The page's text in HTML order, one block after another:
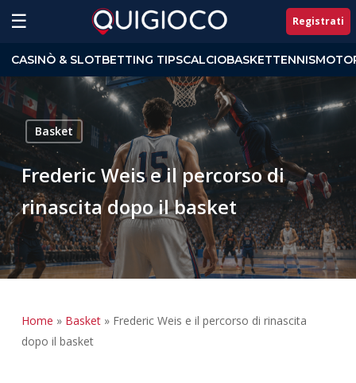
☰ Registrati
CASINÒ & SLOTBETTING TIPSCALCIOBASKETTENNIS
Basket
Frederic Weis e il percorso di
rinascita dopo il basket
Home » Basket» Frederic Weis e il percorso di rinascita
dopo il basket